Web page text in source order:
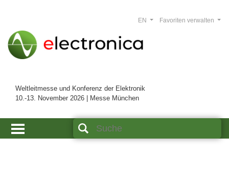
Weltleitmesse und Konferenz der Elektronik
10.-13. November 2026 | Messe München
Favoriten verwalten
EN